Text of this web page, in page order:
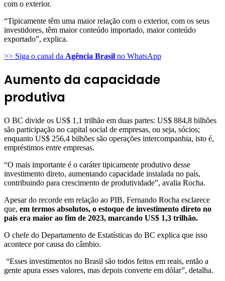
com o exterior.
“Tipicamente têm uma maior relação com o exterior, com os seus
investidores, têm maior conteúdo importado, maior conteúdo
exportado”, explica.
>> Siga o canal da Agência Brasil no WhatsApp
Aumento da capacidade
produtiva
O BC divide os US$ 1,1 trilhão em duas partes: US$ 884,8 bilhões
são participação no capital social de empresas, ou seja, sócios;
enquanto US$ 256,4 bilhões são operações intercompanhia, isto é,
empréstimos entre empresas.
“O mais importante é o caráter tipicamente produtivo desse
investimento direto, aumentando capacidade instalada no país,
contribuindo para crescimento de produtividade”, avalia Rocha.
Apesar do recorde em relação ao PIB, Fernando Rocha esclarece
que, em termos absolutos, o estoque de investimento direto no
país era maior ao fim de 2023, marcando US$ 1,3 trilhão.
O chefe do Departamento de Estatísticas do BC explica que isso
acontece por causa do câmbio.
“Esses investimentos no Brasil são todos feitos em reais, então a
gente apura esses valores, mas depois converte em dólar”, detalha.